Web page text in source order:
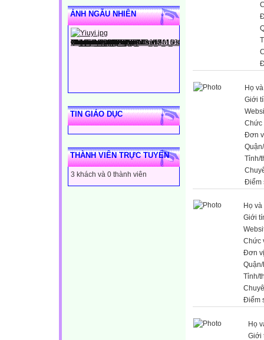
ẢNH NGẪU NHIÊN
TIN GIÁO DỤC
THÀNH VIÊN TRỰC TUYẾN
3 khách và 0 thành viên
Họ
Giới
Chức
Đơn
Tỉnh/
Điểm
Họ và
Giới
Chức
Đơn vị
Tỉnh/
Điểm
Họ
Giới